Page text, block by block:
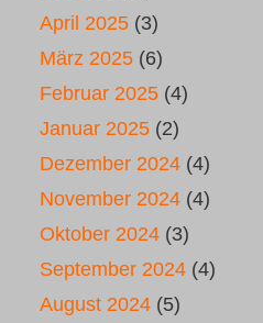
April 2025 (3)
März 2025 (6)
Februar 2025 (4)
Januar 2025 (2)
Dezember 2024 (4)
November 2024 (4)
Oktober 2024 (3)
September 2024 (4)
August 2024 (5)